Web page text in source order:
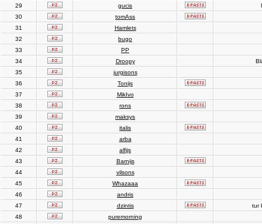
29
gucis
30
tomAss
31
Hamlets
32
bugo
33
PP
34
Droopy
35
jurgisons
36
Tonijs
37
MikIvo
38
rons
39
maksys
40
italis
41
arba
42
alfijs
43
Barnijs
44
vilsons
45
Whazaaa
46
andris
47
dzintis
tur
48
puremorning